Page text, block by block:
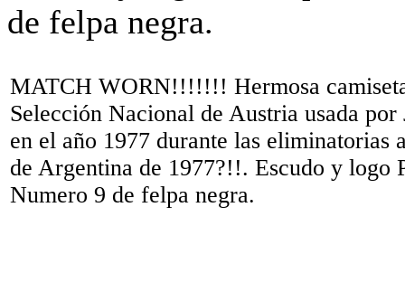
MATCH WORN!!!!!!! Hermosa
Selección Nacional de Austria usada
en el año 1977 durante las eliminatorias
de Argentina de 1977?!!. Escudo y logo
Numero 9 de felpa negra.